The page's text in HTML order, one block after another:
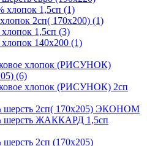
хлопок 1,5сп (1)
2сп( 170х200) (1)
1,5сп (3)
140х200 (1)
хлопок (РИСУНОК)
(6)
хлопок (РИСУНОК) 2сп
шерсть 2сп( 170х205) ЭКОНОМ
шерсть ЖАККАРД 1,5сп
шерсть 2сп (170х205)